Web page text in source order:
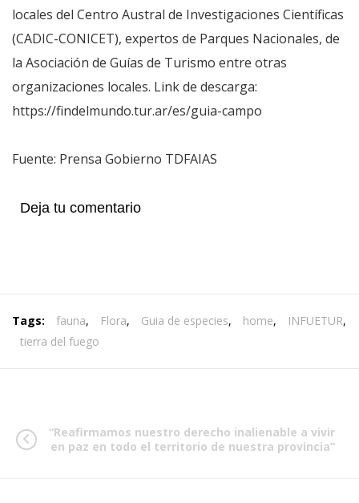
locales del Centro Austral de Investigaciones Científicas
(CADIC-CONICET), expertos de Parques Nacionales, de
la Asociación de Guías de Turismo entre otras
organizaciones locales. Link de descarga:
https://findelmundo.tur.ar/es/guia-campo
Fuente: Prensa Gobierno TDFAIAS
Deja tu comentario
Tags: fauna, Flora, Guia de especies, home, INFUETUR,
tierra del fuego
“Reafirmamos nuestro derecho inalienable a vivir
en paz en todo el territorio de nuestra provincia”